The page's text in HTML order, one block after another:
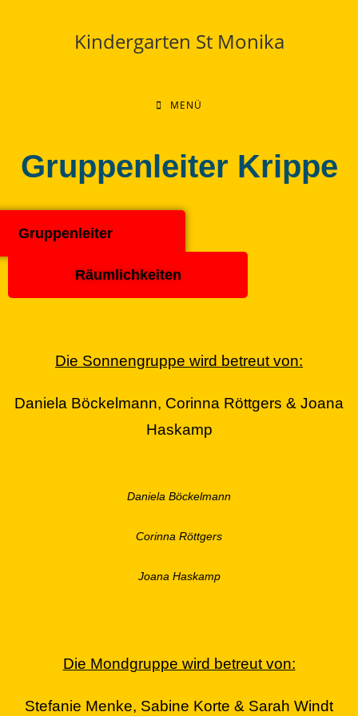
Kindergarten St Monika
MENÜ
Gruppenleiter Krippe
Gruppenleiter
Räumlichkeiten
Die Sonnengruppe wird betreut von:
Daniela Böckelmann, Corinna Röttgers & Joana
Haskamp
Daniela Böckelmann
Corinna Röttgers
Joana Haskamp
Die Mondgruppe wird betreut von:
Stefanie Menke, Sabine Korte & Sarah Windt